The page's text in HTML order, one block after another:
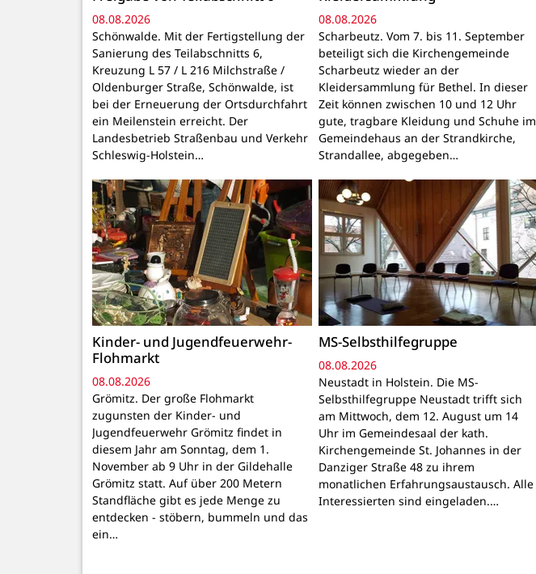
08.08.2026
Schönwalde. Mit der Fertigstellung der
Sanierung des Teilabschnitts 6,
Kreuzung L 57 / L 216 Milchstraße /
Oldenburger Straße, Schönwalde, ist
bei der Erneuerung der Ortsdurchfahrt
ein Meilenstein erreicht. Der
Landesbetrieb Straßenbau und Verkehr
Schleswig-Holstein…
08.08.2026
Scharbeutz. Vom 7. bis 11. September
beteiligt sich die Kirchengemeinde
Scharbeutz wieder an der
Kleidersammlung für Bethel. In dieser
Zeit können zwischen 10 und 12 Uhr
gute, tragbare Kleidung und Schuhe im
Gemeindehaus an der Strandkirche,
Strandallee, abgegeben…
Kinder- und Jugendfeuerwehr-
Flohmarkt
08.08.2026
Grömitz. Der große Flohmarkt
zugunsten der Kinder- und
Jugendfeuerwehr Grömitz findet in
diesem Jahr am Sonntag, dem 1.
November ab 9 Uhr in der Gildehalle
Grömitz statt. Auf über 200 Metern
Standfläche gibt es jede Menge zu
entdecken - stöbern, bummeln und das
ein…
MS-Selbsthilfegruppe
08.08.2026
Neustadt in Holstein. Die MS-
Selbsthilfegruppe Neustadt trifft sich
am Mittwoch, dem 12. August um 14
Uhr im Gemeindesaal der kath.
Kirchengemeinde St. Johannes in der
Danziger Straße 48 zu ihrem
monatlichen Erfahrungsaustausch. Alle
Interessierten sind eingeladen.…